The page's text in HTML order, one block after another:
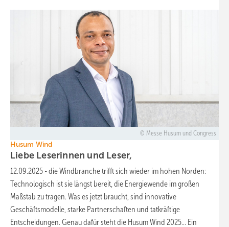
Messe Husum und Congress
Husum Wind
Liebe Leserinnen und Leser,
12.09.2025 -die Windbranche trifft sich wieder im hohen Norden:
Technologisch ist sie längst bereit, die Energiewende im großen
Maßstab zu tragen. Was es jetzt braucht, sind innovative
Geschäftsmodelle, starke Partnerschaften und tatkräftige
Entscheidungen. Genau dafür steht die Husum Wind 2025… Ein